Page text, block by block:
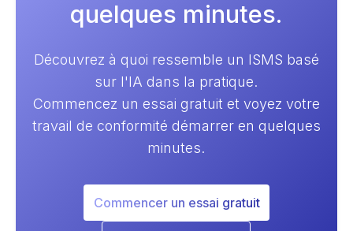
quelques minutes.
Découvrez à quoi ressemble un ISMS basé
sur l'IA dans la pratique.
Commencez un essai gratuit et voyez votre
travail de conformité démarrer en quelques
minutes.
Commencer un essai gratuit